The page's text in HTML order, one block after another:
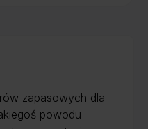
zapasowych dla
powodu